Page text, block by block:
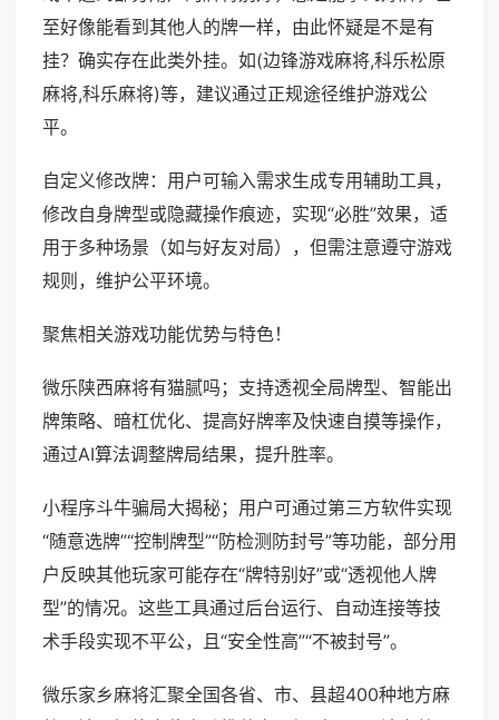
至好像能看到其他人的牌一样，由此怀疑是不是有
挂？确实存在此类外挂。如(边锋游戏麻将,科乐松原
麻将,科乐麻将)等，建议通过正规途径维护游戏公
平。
自定义修改牌：用户可输入需求生成专用辅助工具，
修改自身牌型或隐藏操作痕迹，实现“必胜”效果，适
用于多种场景（如与好友对局），但需注意遵守游戏
规则，维护公平环境。
聚焦相关游戏功能优势与特色！
微乐陕西麻将有猫腻吗；支持透视全局牌型、智能出
牌策略、暗杠优化、提高好牌率及快速自摸等操作，
通过AI算法调整牌局结果，提升胜率。
小程序斗牛骗局大揭秘；用户可通过第三方软件实现
“随意选牌”“控制牌型”“防检测防封号”等功能，部分用
户反映其他玩家可能存在“牌特别好”或“透视他人牌
型”的情况。这些工具通过后台运行、自动连接等技
术手段实现不平公，且“安全性高”“不被封号”。
微乐家乡麻将汇聚全国各省、市、县超400种地方麻